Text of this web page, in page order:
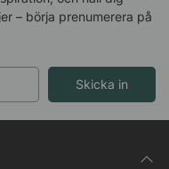
– börja prenumerera på
Skicka in